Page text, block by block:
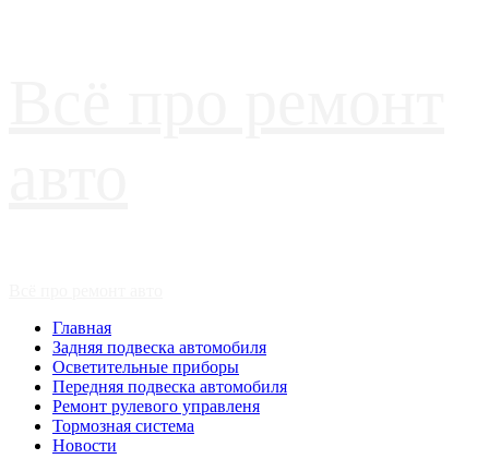
Главная
Задняя подвеска автомобиля
Осветительные приборы
Передняя подвеска автомобиля
Ремонт рулевого управленя
Тормозная система
Новости